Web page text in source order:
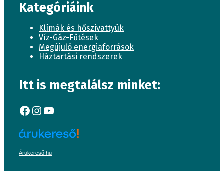
Kategóriáink
Klímák és hőszivattyúk
Víz-Gáz-Fűtések
Megújuló energiaforrások
Háztartási rendszerek
Itt is megtalálsz minket:
Facebook
Instagram
YouTube
Árukereső.hu